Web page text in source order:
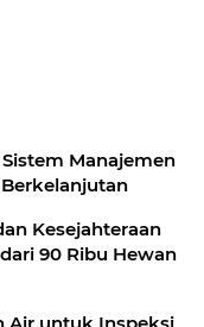
Manajemen
Kesejahteraan
90 Ribu Hewan